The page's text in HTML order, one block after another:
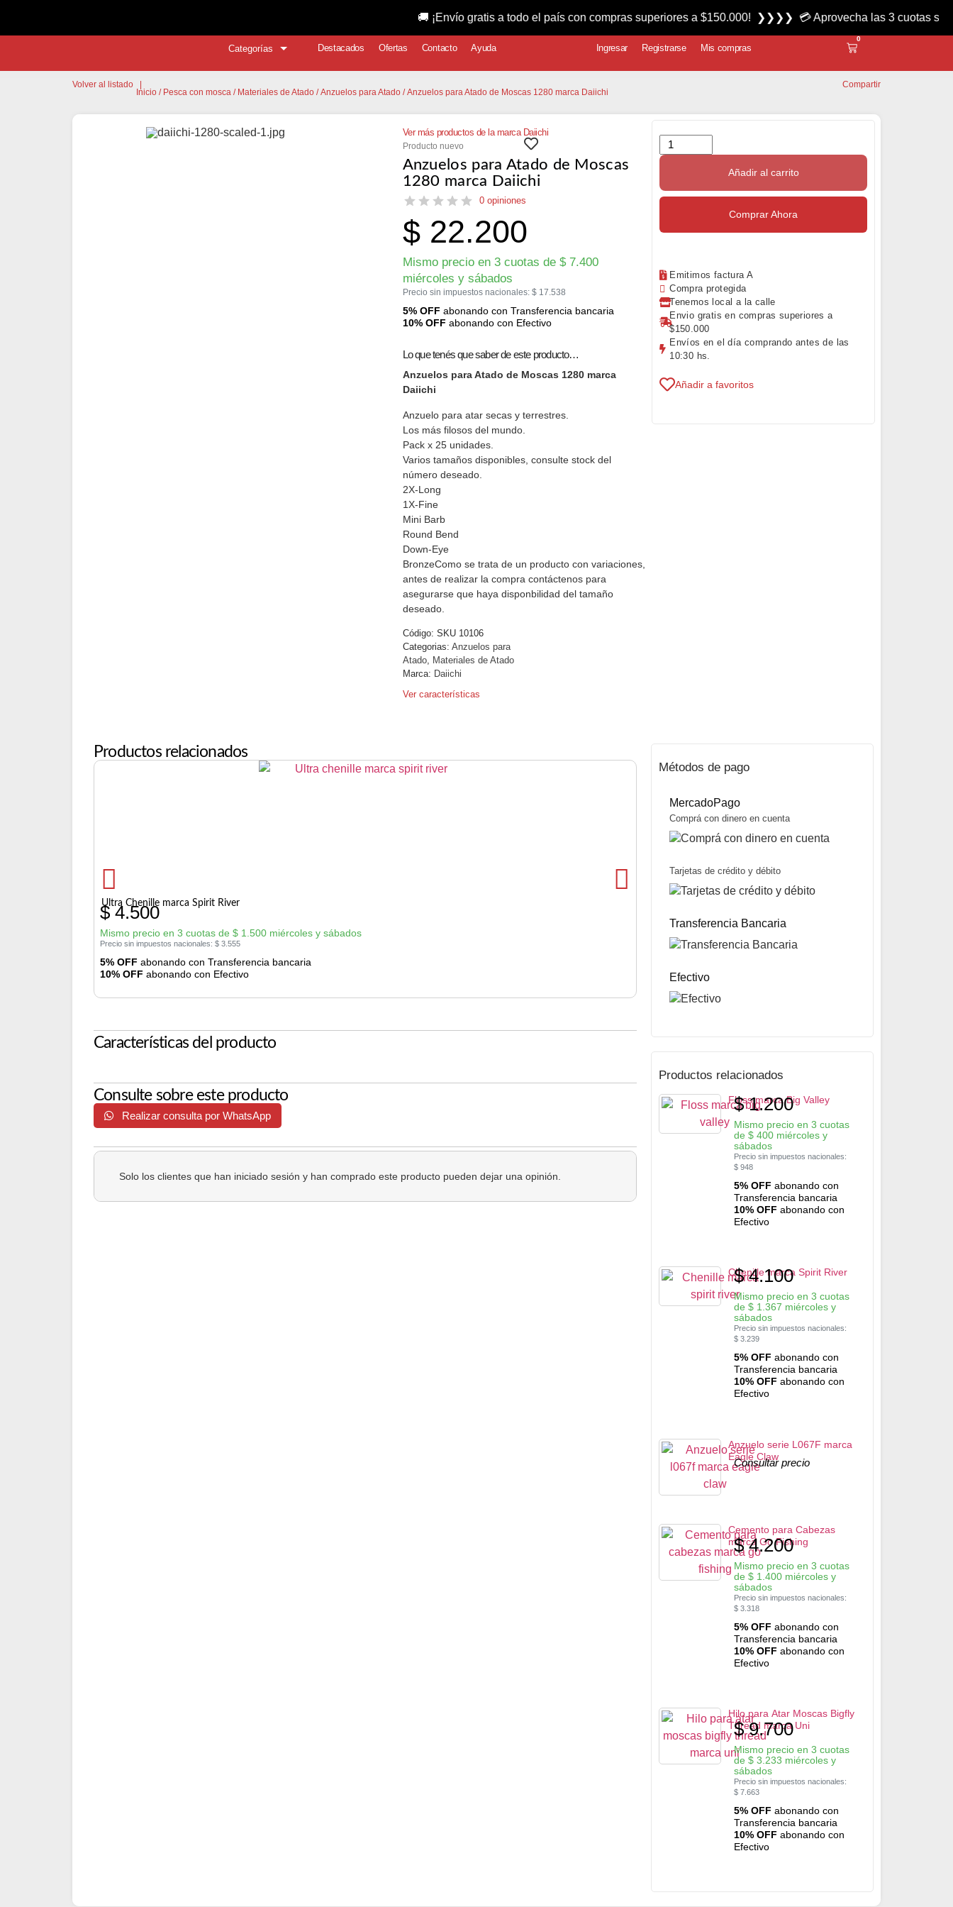
Categorías Destacados Ofertas Contacto Ayuda Ingresar Registrarse Mis compras
0
Volver al listado
Inicio / Pesca con mosca / Materiales de Atado /Anzuelos para Atado / Anzuelos para Atado de Moscas 1280 marca Daiichi
Compartir
Ver más productos de la marca Daiichi
Producto nuevo
Anzuelos para Atado de Moscas
1280 marca Daiichi
0 opiniones
$22.200
Mismo precio en 3 cuotas de $7.400
miércoles y sábados
Precio sin impuestos nacionales: $17.538
5% OFF abonando con Transferencia bancaria
10% OFF abonando con Efectivo
Lo que tenés que saber de este producto…
Anzuelos para Atado de Moscas 1280 marca
Daiichi
Anzuelo para atar secas y terrestres.
Los más filosos del mundo.
Pack x 25 unidades.
Varios tamaños disponibles, consulte stock del
número deseado.
2X-Long
1X-Fine
Mini Barb
Round Bend
Down-Eye
BronzeComo se trata de un producto con variaciones,
antes de realizar la compra contáctenos para
asegurarse que haya disponbilidad del tamaño
deseado.
Código: SKU 10106
Categorias: Anzuelos para
Atado,
Materiales de Atado
Marca: Daiichi
Ver características
Añadir al carrito
Comprar Ahora
Emitimos factura A
Compra protegida
Tenemos local a la calle
Envio gratis en compras superiores a
$150.000
Envíos en el día comprando antes de las
10:30 hs.
Añadir a favoritos
Productos relacionados
Ultra Chenille marca Spirit River
$4.500
Mismo precio en 3 cuotas de $ 1.500 miércoles y sábados
Precio sin impuestos nacionales: $ 3.555
5% OFF abonando con Transferencia bancaria
10% OFF abonando con Efectivo
Precio sin impuestos nacionales:$8.769
10% OFFabonando con Efectivo
Características del producto
Consulte sobre este producto
Realizar consulta por WhatsApp
Solo los clientes que han iniciado sesión y han comprado este producto pueden dejar una opinión.
Métodos de pago
MercadoPago
Comprá con dinero en cuenta
Tarjetas de crédito y débito
Transferencia Bancaria
Efectivo
Productos relacionados
Floss marca Big Valley
$1.200
Mismo precio en 3 cuotas
de$ 400 miércoles y
sábados
Precio sin impuestos nacionales:
$ 948
5% OFF abonando con
Transferencia bancaria
10% OFF abonando con
Efectivo
Chenille marca Spirit River
$4.100
Mismo precio en 3 cuotas
de$ 1.367 miércoles y
sábados
Precio sin impuestos nacionales:
$ 3.239
5% OFF abonando con
Transferencia bancaria
10% OFF abonando con
Efectivo
Anzuelo serie L067F marca
Eagle Claw
Consultar precio
Cemento para Cabezas
marca Go Fishing
$4.200
Mismo precio en 3 cuotas
de$ 1.400 miércoles y
sábados
Precio sin impuestos nacionales:
$ 3.318
5% OFF abonando con
Transferencia bancaria
10% OFF abonando con
Efectivo
Hilo para Atar Moscas Bigfly
Thread marca Uni
$9.700
Mismo precio en 3 cuotas
de$ 3.233 miércoles y
sábados
Precio sin impuestos nacionales:
$ 7.663
5% OFF abonando con
Transferencia bancaria
10% OFF abonando con
Efectivo
🚚 ¡Envío gratis a todo el país con compras superiores a $150.000! ❯❯❯❯ 💳 Aprovecha las 3 cuotas sin interés